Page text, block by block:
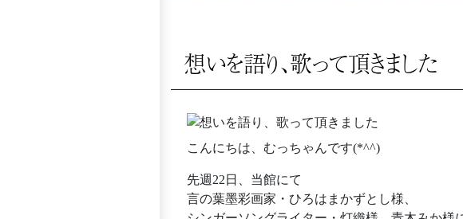
想いを語り、歌って頂きました
こんにちは、むっちゃんです(*^^)
先週22日、当館にて
言の葉墨彩画家・ひろはまかずとし様、